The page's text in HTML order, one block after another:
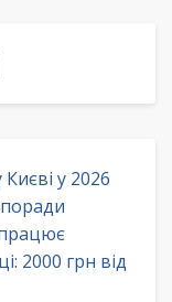
у 2026
2000 грн від